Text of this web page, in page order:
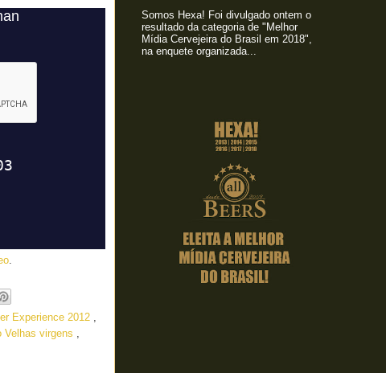
.
Experience 2012 ,
Velhas virgens ,
Somos Hexa! Foi divulgado ontem o
resultado da categoria de "Melhor
Mídia Cervejeira do Brasil em 2018",
na enquete organizada...